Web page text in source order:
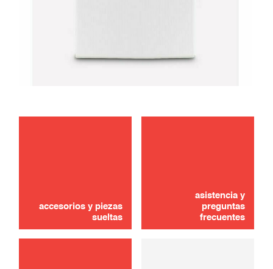
accesorios y piezas
sueltas
asistencia y
preguntas
frecuentes
usar